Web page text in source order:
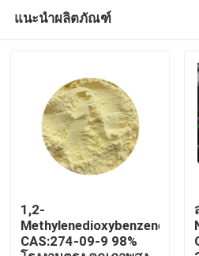
แนะนำผลิตภัณฑ์
1,2-
Methylenedioxybenzene
CAS:274-09-9 98%